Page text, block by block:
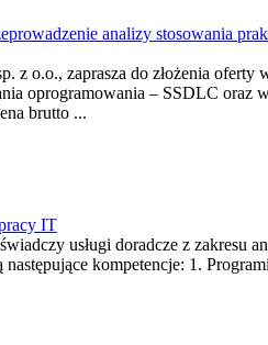
analizy stosowania
z o.o., zaprasza do złożenia
oprogramowania – SSDLC oraz
brutto ...
IT
usługi doradcze z zakresu
następujące kompetencje: 1.